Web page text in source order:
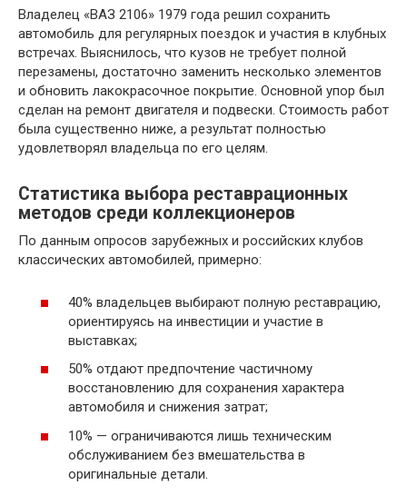
Владелец «ВАЗ 2106» 1979 года решил сохранить
автомобиль для регулярных поездок и участия в клубных
встречах. Выяснилось, что кузов не требует полной
перезамены, достаточно заменить несколько элементов
и обновить лакокрасочное покрытие. Основной упор был
сделан на ремонт двигателя и подвески. Стоимость работ
была существенно ниже, а результат полностью
удовлетворял владельца по его целям.
Статистика выбора реставрационных
методов среди коллекционеров
По данным опросов зарубежных и российских клубов
классических автомобилей, примерно:
40% владельцев выбирают полную реставрацию,
ориентируясь на инвестиции и участие в
выставках;
50% отдают предпочтение частичному
восстановлению для сохранения характера
автомобиля и снижения затрат;
10% — ограничиваются лишь техническим
обслуживанием без вмешательства в
оригинальные детали.